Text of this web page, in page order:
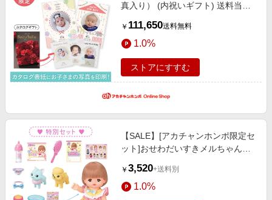
真入り） (内祝いギフト) 送料当社
い・お返しギフト 名入れギフト・
顔写真＋名入れギフト
￥ 111,650送料無料
1.0%
ストアにすすむ
【SALE】[アカチャンホンポ限定セ
ット]おせわだいすきメルちゃん特
具・三輪車 ごっこ遊び・ぬいぐる
み
￥ 3,520+送料別
1.0%